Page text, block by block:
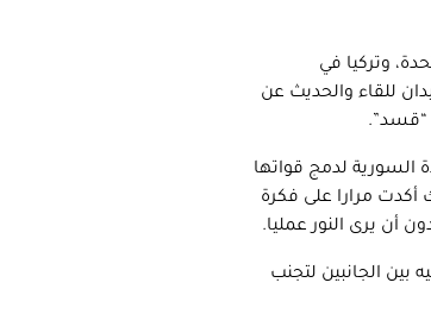
وتركيا في
للقاء والحديث عن
“قسد”.
السورية لدمج قواتها
نهاية العام 2025. لكنها بعد ذلك أكدت مرارا على فكرة
الجانبين لتجنب